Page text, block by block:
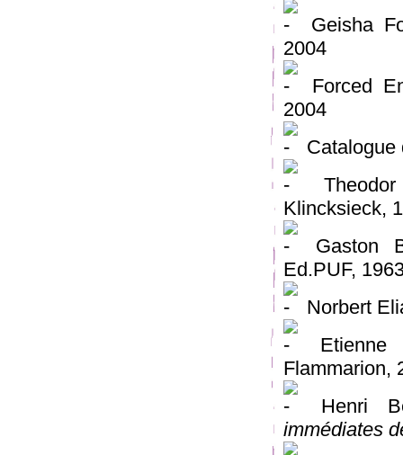
Geisha
2004
Forced
2004
Catalogue
Klincksieck,
Gaston
Ed.PUF,
Norbert
Flammarion,
Henri
immédiates